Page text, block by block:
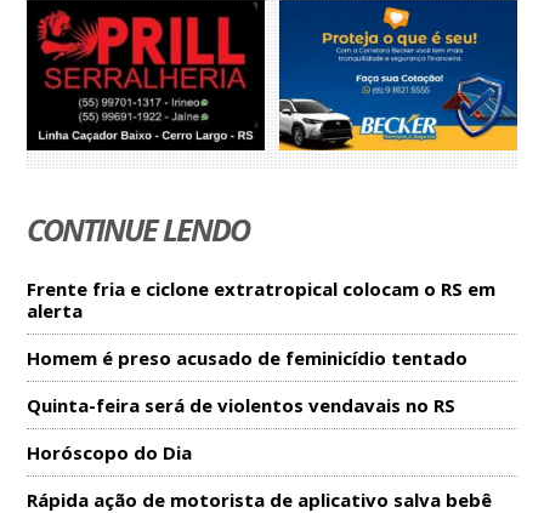
CONTINUE LENDO
Frente fria e ciclone extratropical colocam o RS em
alerta
Homem é preso acusado de feminicídio tentado
Quinta-feira será de violentos vendavais no RS
Horóscopo do Dia
Rápida ação de motorista de aplicativo salva bebê